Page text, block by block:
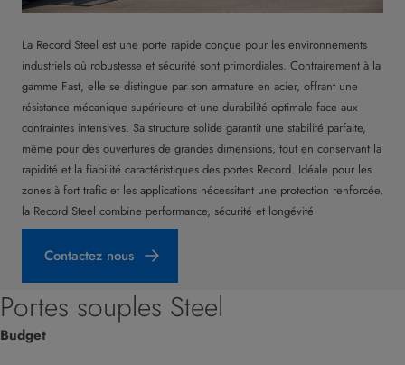
La Record Steel est une porte rapide conçue pour les environnements
industriels où robustesse et sécurité sont primordiales. Contrairement à la
gamme Fast, elle se distingue par son armature en acier, offrant une
résistance mécanique supérieure et une durabilité optimale face aux
contraintes intensives. Sa structure solide garantit une stabilité parfaite,
même pour des ouvertures de grandes dimensions, tout en conservant la
rapidité et la fiabilité caractéristiques des portes Record. Idéale pour les
zones à fort trafic et les applications nécessitant une protection renforcée,
la Record Steel combine performance, sécurité et longévité
Contactez nous
Portes souples Steel
Budget